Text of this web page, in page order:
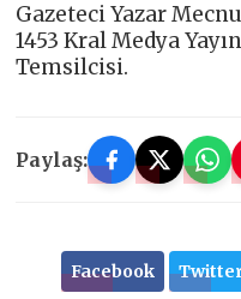
Gazeteci Yazar
1453 Kral Medya
Temsilcisi.
Paylaş:
Facebook